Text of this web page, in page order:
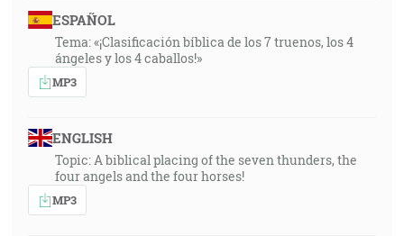
ESPAÑOL
Tema: «¡Clasificación bíblica de los 7 truenos, los 4
ángeles y los 4 caballos!»
MP3
ENGLISH
Topic: A biblical placing of the seven thunders, the
four angels and the four horses!
MP3